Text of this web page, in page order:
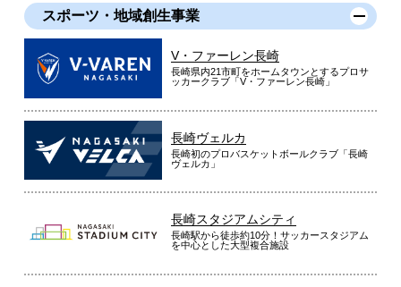
スポーツ・地域創生事業
V・ファーレン長崎
長崎県内21市町をホームタウンとするプロサ
ッカークラブ「V・ファーレン長崎」
長崎ヴェルカ
長崎初のプロバスケットボールクラブ「長崎
ヴェルカ」
長崎スタジアムシティ
長崎駅から徒歩約10分！サッカースタジアム
を中心とした大型複合施設